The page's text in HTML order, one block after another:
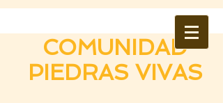
COMUNIDAD
PIEDRAS VIVAS